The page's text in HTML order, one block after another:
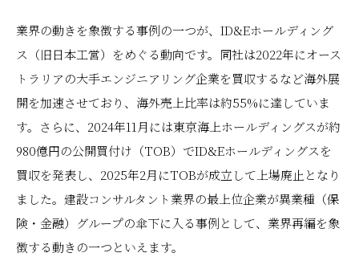
業界の動きを象徴する事例の一つが、ID&Eホールディング
ス（旧日本工営）をめぐる動向です。同社は2022年にオース
トラリアの大手エンジニアリング企業を買収するなど海外展
開を加速させており、海外売上比率は約55%に達していま
す。さらに、2024年11月には東京海上ホールディングスが約
980億円の公開買付け（TOB）でID&Eホールディングスを
買収を発表し、2025年2月にTOBが成立して上場廃止となり
ました。建設コンサルタント業界の最上位企業が異業種（保
険・金融）グループの傘下に入る事例として、業界再編を象
徴する動きの一つといえます。